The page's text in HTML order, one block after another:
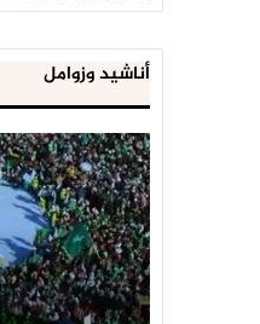
أناشيد وزوامل
العدو
الإسرائيلي
اعتقل
543
طفلا
فلسطينيا
خلال
يناير 31, 2021